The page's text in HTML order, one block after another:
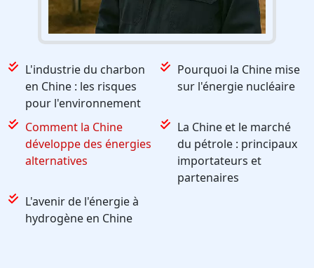
L'industrie du charbon
en Chine : les risques
pour l'environnement
Pourquoi la Chine mise
sur l'énergie nucléaire
Comment la Chine
développe des énergies
alternatives
La Chine et le marché
du pétrole : principaux
importateurs et
partenaires
L'avenir de l'énergie à
hydrogène en Chine